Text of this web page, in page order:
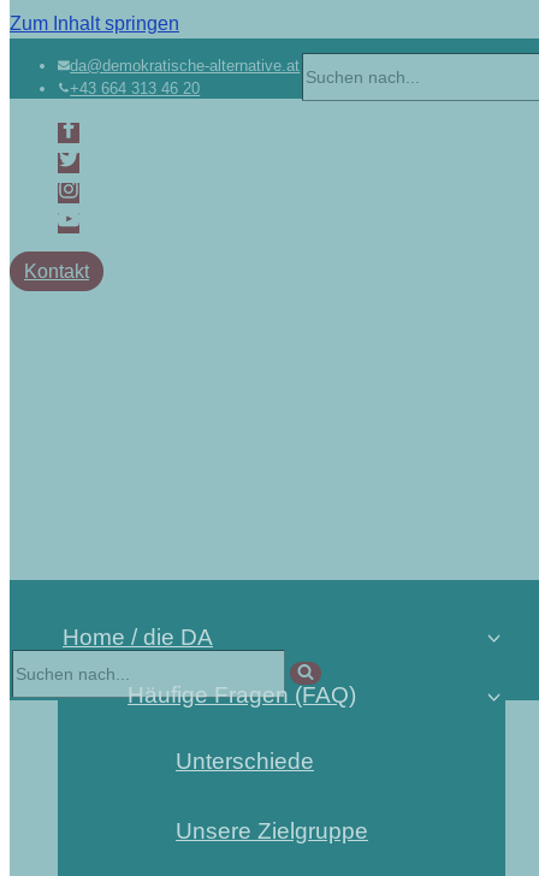
Zum Inhalt springen
da@demokratische-alternative.at
+43 664 313 46 20
Kontakt
Home / die DA
Häufige Fragen (FAQ)
Unterschiede
Unsere Zielgruppe